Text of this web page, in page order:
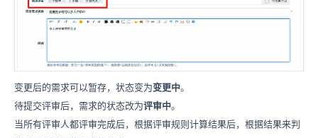
变更后的需求可以暂存，状态变为变更中。
待提交评审后，需求的状态改为评审中。
当所有评审人都评审完成后，根据评审规则计算结果后，根据结果来判